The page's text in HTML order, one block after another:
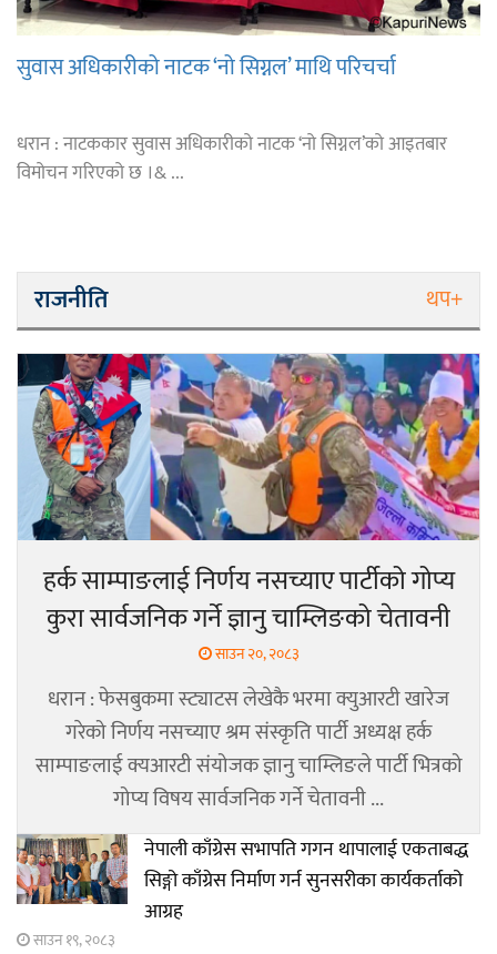
सुवास अधिकारीको नाटक ‘नो सिग्नल’ माथि परिचर्चा
धरान : नाटककार सुवास अधिकारीको नाटक ‘नो सिग्नल’को आइतबार
विमोचन गरिएको छ ।& ...
राजनीति थप+
हर्क साम्पाङलाई निर्णय नसच्याए पार्टीको गोप्य
कुरा सार्वजनिक गर्ने ज्ञानु चाम्लिङको चेतावनी
साउन २०, २०८३
धरान : फेसबुकमा स्ट्याटस लेखेकै भरमा क्युआरटी खारेज
गरेको निर्णय नसच्याए श्रम संस्कृति पार्टी अध्यक्ष हर्क
साम्पाङलाई क्यआरटी संयोजक ज्ञानु चाम्लिङले पार्टी भित्रको
गोप्य विषय सार्वजनिक गर्ने चेतावनी ...
नेपाली काँग्रेस सभापति गगन थापालाई एकताबद्ध
सिङ्गो काँग्रेस निर्माण गर्न सुनसरीका कार्यकर्ताको
आग्रह
साउन १९, २०८३